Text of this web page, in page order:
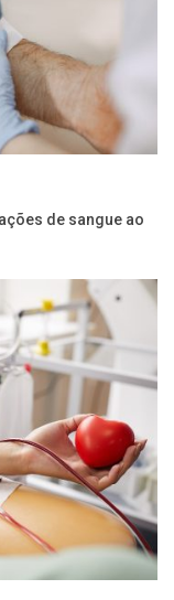
de sangue ao